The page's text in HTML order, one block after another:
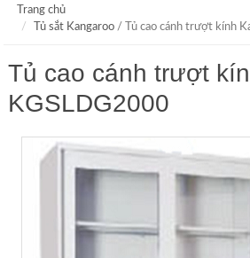
Trang chủ
Tủ sắt Kangaroo/ Tủ cao cánh trượt kính
Tủ cao cánh trượt
KGSLDG2000